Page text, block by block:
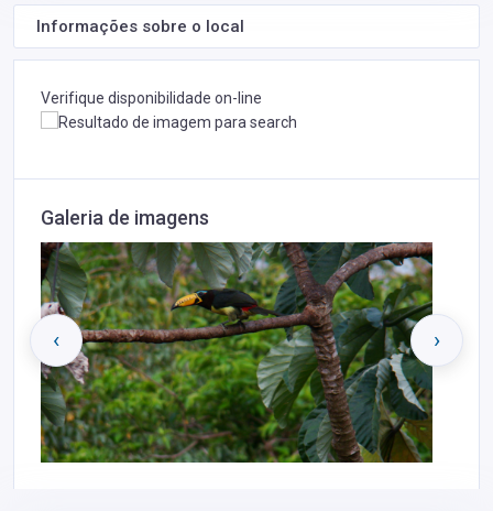
Informações sobre o local
Verifique disponibilidade on-line
Galeria de imagens
‹ ›